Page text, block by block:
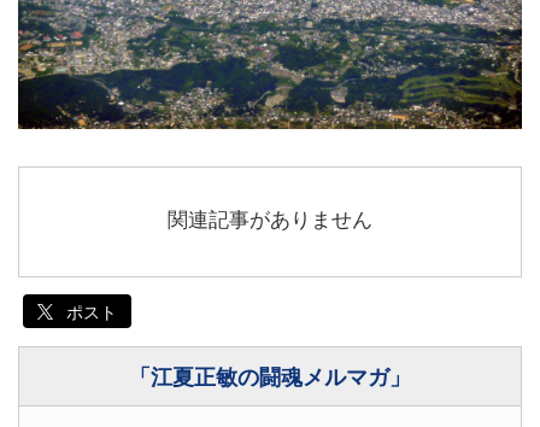
関連記事がありません
ポスト
「江夏正敏の闘魂メルマガ」